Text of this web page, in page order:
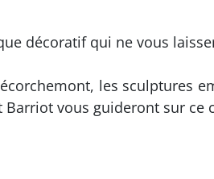
décoratif qui ne vous
les sculptures
Barriot vous guideront sur ce